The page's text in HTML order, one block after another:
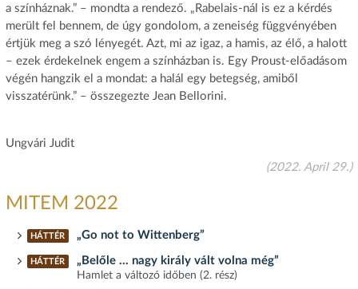
a színháznak.” – mondta a rendező. „Rabelais-nál is ez a kérdés
merült fel bennem, de úgy gondolom, a zeneiség függvényében
értjük meg a szó lényegét. Azt, mi az igaz, a hamis, az élő, a halott
– ezek érdekelnek engem a színházban is. Egy Proust-előadásom
végén hangzik el a mondat: a halál egy betegség, amiből
visszatérünk.” – összegezte Jean Bellorini.
Ungvári Judit
(2022. April 29.)
MITEM 2022
HÁTTÉR „Go not to Wittenberg”
HÁTTÉR „Belőle … nagy király vált volna még”
Hamlet a változó időben (2. rész)